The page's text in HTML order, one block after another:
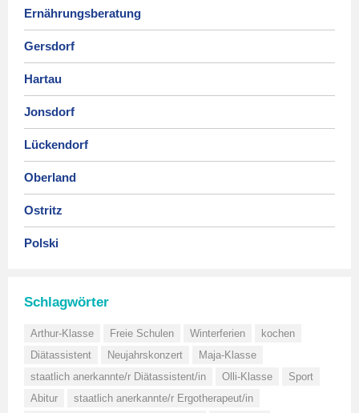
Ernährungsberatung
Gersdorf
Hartau
Jonsdorf
Lückendorf
Oberland
Ostritz
Polski
Schlagwörter
Arthur-Klasse Freie Schulen Winterferien
kochen
Diätassistent
Neujahrskonzert
Maja-Klasse
staatlich anerkannte/r Diätassistent/in
Olli-Klasse
Sport
Abitur
staatlich anerkannte/r Ergotherapeut/in